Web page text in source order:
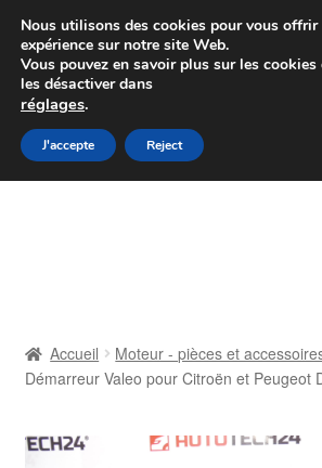
Colissimo livraison à partir
Du lundi au vendredi de
Aller
à
Aller
au
Contact
Livraison
Accueil Moteur - pièces et
Démarreur Valeo pour Citroën et Peugeot
Nous utilisons des cookies pour vous
expérience sur notre site Web.
Vous pouvez en savoir plus sur les
les désactiver dans
réglages.
J'accepte Reject